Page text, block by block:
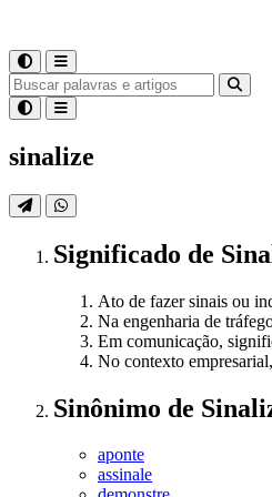
sinalize
Significado de
Ato de fazer sinais ou
Na engenharia de
Em comunicação,
No contexto
Sinônimo de
aponte
assinale